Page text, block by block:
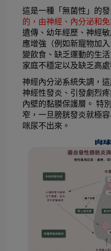
這是一種「無菌性」的
的，由神經、內分泌和
遺傳、幼年經歷、神經
應增強（例如新寵物加
變飲食、缺乏運動的生
家庭不穩定以及缺乏高處
神經內分泌系統失調，
神經性發炎、引發劇烈
內壁的黏膜保護層。 特
窄，一旦膀胱發炎就極
咪尿不出來。